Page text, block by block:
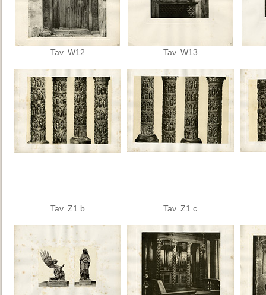
Tav. W12 Tav. W13
Tav. Z1 b Tav. Z1 c